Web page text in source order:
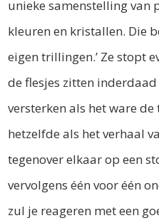
unieke samenstelling van
kleuren en kristallen. Die
eigen trillingen.’ Ze stopt
de flesjes zitten
versterken als het ware
hetzelfde als het verhaal
tegenover elkaar op een
vervolgens één voor één
zul je reageren met een